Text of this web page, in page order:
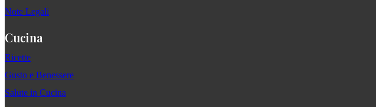
Note Legali
Cucina
Ricette
Gusto e Benessere
Salute in Cucina